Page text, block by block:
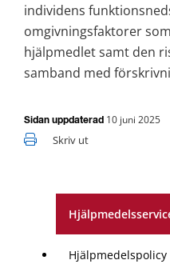
Hjälpmedelspolicy
individens
omgivningsfaktorer
hjälpmedlet samt den
samband med
Sidan uppdaterad 10 juni 2025
Skriv ut